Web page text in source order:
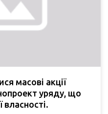
масові акції
уряду, що
власності.